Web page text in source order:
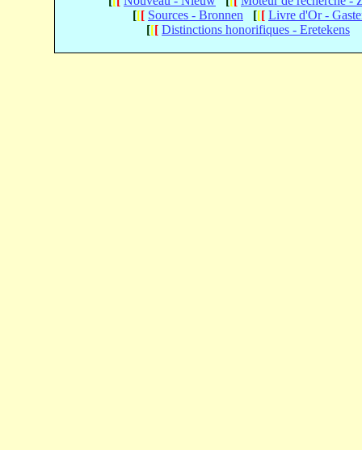
[[[ Sources - Bronnen [[[ Livre d'Or -
[[[ Distinctions honorifiques - Eretekens